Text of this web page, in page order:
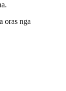
oras nga